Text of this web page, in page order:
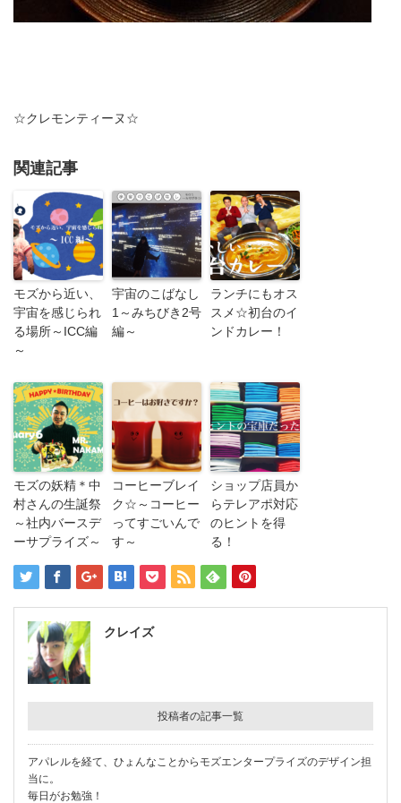
☆クレモンティーヌ☆
関連記事
モズから近い、
宇宙を感じられ
る場所～ICC編
～
宇宙のこばなし
1～みちびき2号
編～
ランチにもオス
スメ☆初台のイ
ンドカレー！
モズの妖精＊中
村さんの生誕祭
～社内バースデ
ーサプライズ～
コーヒーブレイ
ク☆～コーヒー
ってすごいんで
す～
ショップ店員か
らテレアポ対応
のヒントを得
る！
クレイズ
投稿者の記事一覧
アパレルを経て、ひょんなことからモズエンタープライズのデザイン担
当に。
毎日がお勉強！